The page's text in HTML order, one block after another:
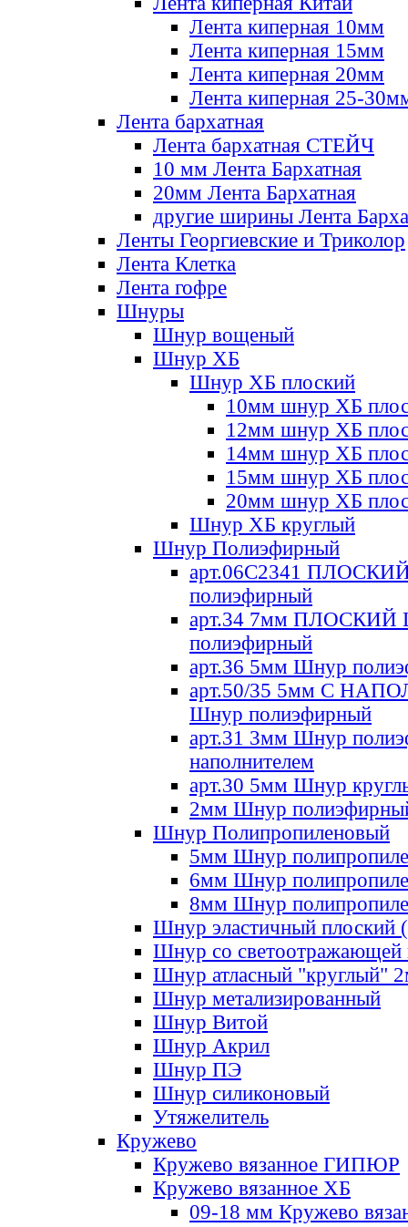
Лента киперная 10мм
Лента киперная 15мм
Лента киперная 20мм
Лента киперная 25-
Лента бархатная
Лента бархатная СТЕЙЧ
10 мм Лента Бархатная
20мм Лента Бархатная
другие ширины Лента
Ленты Георгиевские и Триколор
Лента Клетка
Лента гофре
Шнуры
Шнур вощеный
Шнур ХБ
Шнур ХБ плоский
10мм шнур ХБ
12мм шнур ХБ
14мм шнур ХБ
15мм шнур ХБ
20мм шнур ХБ
Шнур ХБ круглый
Шнур Полиэфирный
арт.06С2341
полиэфирный
арт.34 7мм ПЛОСКИЙ
полиэфирный
арт.36 5мм Шнур
арт.50/35 5мм С
Шнур полиэфирный
арт.31 3мм Шнур
наполнителем
арт.30 5мм Шнур
2мм Шнур
Шнур Полипропиленовый
5мм Шнур
6мм Шнур
8мм Шнур
Шнур эластичный плоский
Шнур со светоотражающей
Шнур атласный "круглый"
Шнур метализированный
Шнур Витой
Шнур Акрил
Шнур ПЭ
Шнур силиконовый
Утяжелитель
Кружево
Кружево вязанное ГИПЮР
Кружево вязанное ХБ
09-18 мм Кружево